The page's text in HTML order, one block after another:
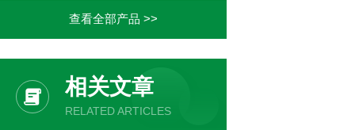
查看全部产品 >>
相关文章
RELATED ARTICLES